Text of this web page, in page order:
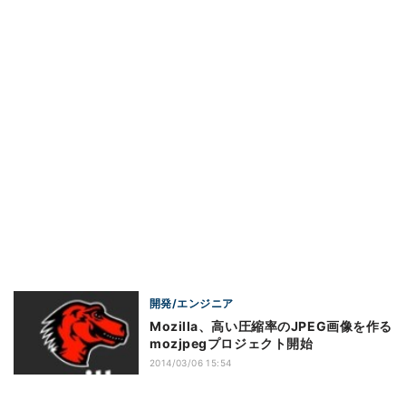
開発/エンジニア
Mozilla、高い圧縮率のJPEG画像を作る
mozjpegプロジェクト開始
2014/03/06 15:54